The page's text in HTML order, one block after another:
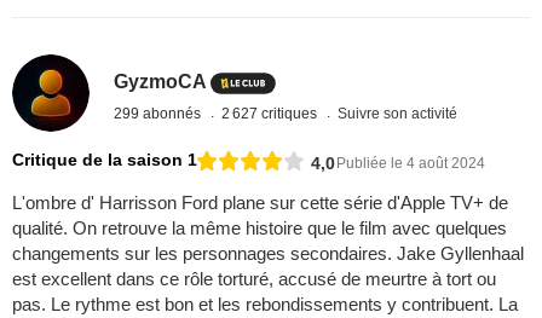
GyzmoCA
299 abonnés 2 627 critiques Suivre son activité
Critique de la saison 1 4,0Publiée le 4 août 2024
L'ombre d' Harrisson Ford plane sur cette série d'Apple TV+ de
qualité. On retrouve la même histoire que le film avec quelques
changements sur les personnages secondaires. Jake Gyllenhaal
est excellent dans ce rôle torturé, accusé de meurtre à tort ou
pas. Le rythme est bon et les rebondissements y contribuent. La